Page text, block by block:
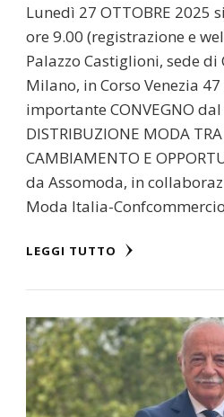
Lunedì 27 OTTOBRE 2025
ore 9.00 (registrazione e
Palazzo Castiglioni, sede
Milano, in Corso Venezia
importante CONVEGNO
DISTRIBUZIONE MODA TRA
CAMBIAMENTO E
da Assomoda, in
Moda Italia-
LEGGI TUTTO